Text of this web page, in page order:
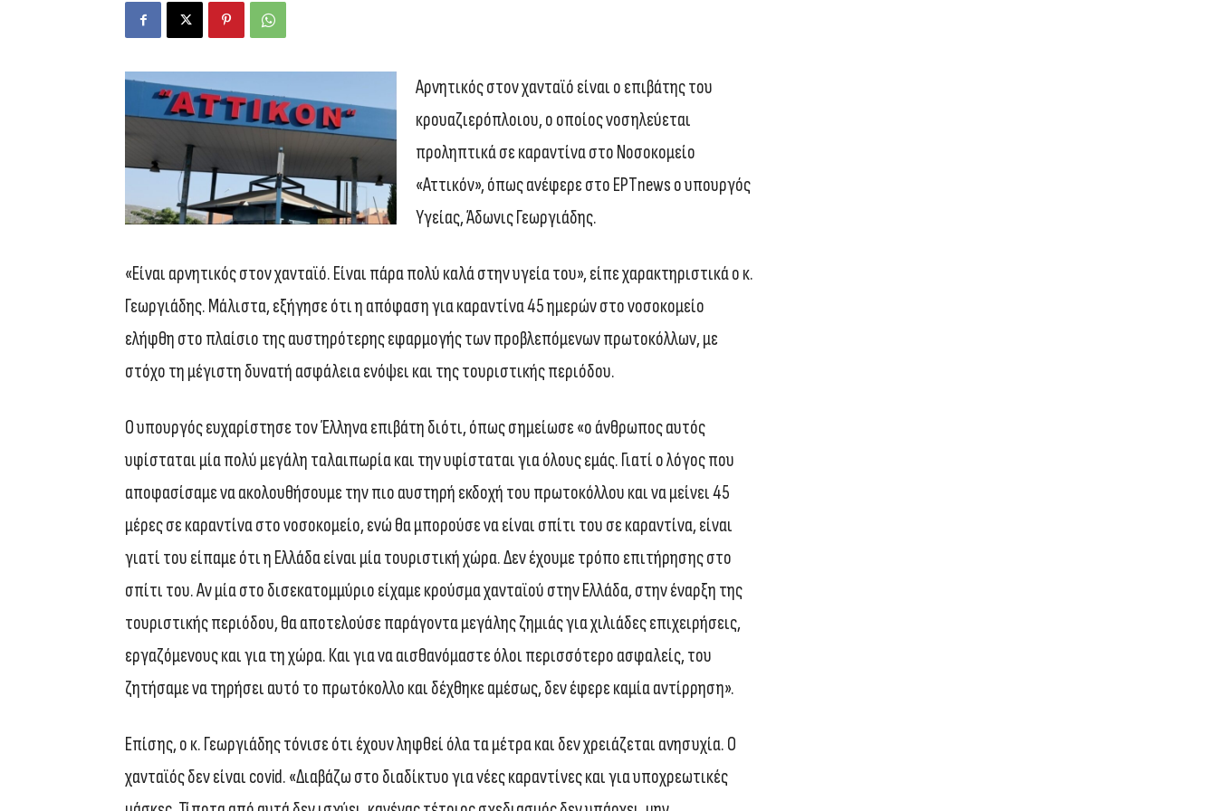
Αρνητικός στον χανταϊό είναι ο επιβάτης του
κρουαζιερόπλοιου, ο οποίος νοσηλεύεται
προληπτικά σε καραντίνα στο Νοσοκομείο
«Αττικόν», όπως ανέφερε στο ΕΡΤnews ο υπουργός
Υγείας, Άδωνις Γεωργιάδης.
«Είναι αρνητικός στον χανταϊό. Είναι πάρα πολύ καλά στην υγεία του», είπε χαρακτηριστικά ο κ.
Γεωργιάδης. Μάλιστα, εξήγησε ότι η απόφαση για καραντίνα 45 ημερών στο νοσοκομείο
ελήφθη στο πλαίσιο της αυστηρότερης εφαρμογής των προβλεπόμενων πρωτοκόλλων, με
στόχο τη μέγιστη δυνατή ασφάλεια ενόψει και της τουριστικής περιόδου.
Ο υπουργός ευχαρίστησε τον Έλληνα επιβάτη διότι, όπως σημείωσε «ο άνθρωπος αυτός
υφίσταται μία πολύ μεγάλη ταλαιπωρία και την υφίσταται για όλους εμάς. Γιατί ο λόγος που
αποφασίσαμε να ακολουθήσουμε την πιο αυστηρή εκδοχή του πρωτοκόλλου και να μείνει 45
μέρες σε καραντίνα στο νοσοκομείο, ενώ θα μπορούσε να είναι σπίτι του σε καραντίνα, είναι
γιατί του είπαμε ότι η Ελλάδα είναι μία τουριστική χώρα. Δεν έχουμε τρόπο επιτήρησης στο
σπίτι του. Αν μία στο δισεκατομμύριο είχαμε κρούσμα χανταϊού στην Ελλάδα, στην έναρξη της
τουριστικής περιόδου, θα αποτελούσε παράγοντα μεγάλης ζημιάς για χιλιάδες επιχειρήσεις,
εργαζόμενους και για τη χώρα. Και για να αισθανόμαστε όλοι περισσότερο ασφαλείς, του
ζητήσαμε να τηρήσει αυτό το πρωτόκολλο και δέχθηκε αμέσως, δεν έφερε καμία αντίρρηση».
Επίσης, ο κ. Γεωργιάδης τόνισε ότι έχουν ληφθεί όλα τα μέτρα και δεν χρειάζεται ανησυχία. Ο
χανταϊός δεν είναι covid. «Διαβάζω στο διαδίκτυο για νέες καραντίνες και για υποχρεωτικές